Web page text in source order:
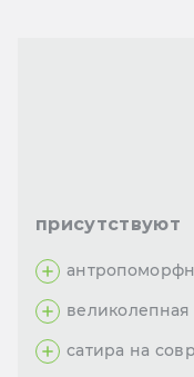
присутствуют
сатира на